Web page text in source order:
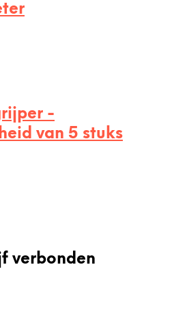
-
van 5 stuks
verbonden